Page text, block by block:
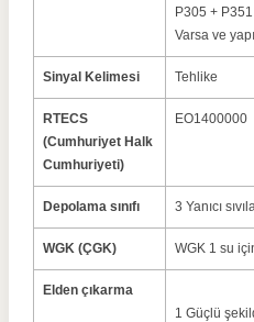
P305 +
Varsa ve
Sinyal Kelimesi Tehlike
RTECS
(Cumhuriyet Halk
Cumhuriyeti)
EO1400000
Depolama sınıfı 3 Yanıcı
WGK (ÇGK) WGK 1 su
Elden çıkarma
1 Güçlü